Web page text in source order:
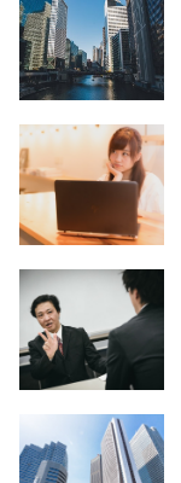
content/themes
/tapbiz_theme/
parts/sns-
buttons.php on
line10
/1018520"
onclick="windo
w.open(this.hre
f, 'Gwindow',
'width=550,